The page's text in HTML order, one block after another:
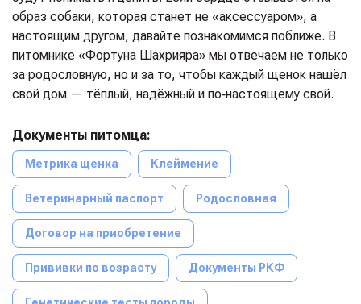
образ собаки, которая станет не «аксессуаром», а
настоящим другом, давайте познакомимся поближе. В
питомнике «Фортуна Шахрияра» мы отвечаем не только
за родословную, но и за то, чтобы каждый щенок нашёл
свой дом — тёплый, надёжный и по‑настоящему свой.
Документы питомца:
Метрика щенка Клеймение
Ветеринарный паспорт Родословная
Договор на приобретение
Прививки по возрасту Документы РКФ